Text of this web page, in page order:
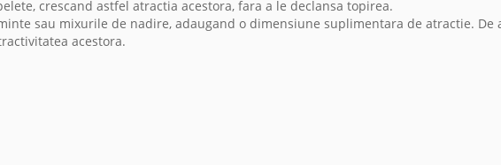
crescand astfel atractia acestora, fara a le declansa topirea.
sau mixurile de nadire, adaugand o dimensiune suplimentara de atractie. De
acestora.